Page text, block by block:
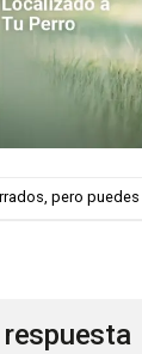
pero puedes
respuesta